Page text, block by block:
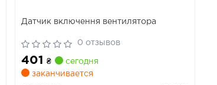
Датчик включення вентилятора
0 отзывов
401₴
сегодня
заканчивается